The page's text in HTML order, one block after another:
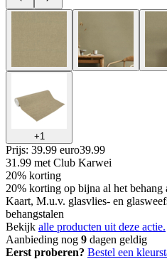
+1
Prijs: 39.99 euro39.99
31.99 met Club Karwei
20% korting
20% korting op bijna al het
Kaart, M.u.v. glasvlies- en
behangstalen
Bekijk alle producten uit deze actie.
Aanbieding nog 9 dagen geldig
Eerst proberen? Bestel een